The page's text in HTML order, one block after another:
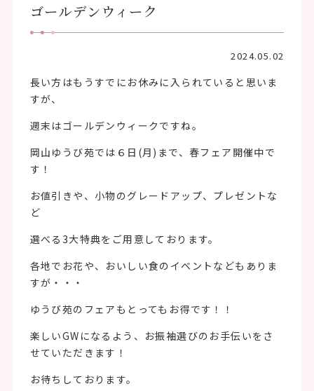
ゴールデンウィーク
2024.05.02
長い方はもうすでにお休みに入られていると思いま
すが、
週末はゴールデンウィークですね。
岡山ゆうび苑では６日(月)まで、春フェア開催中で
す！
お値引きや、小物のグレードアップ、プレゼントな
ど
選べる3大特典をご用意しております。
各地でお花や、おいしい食のイベントなどもありま
すが・・・
ゆうび苑のフェアもとってもお得です！！
楽しいGWになるよう、お振袖選びのお手伝いをさ
せていただきます！
お待ちしております。